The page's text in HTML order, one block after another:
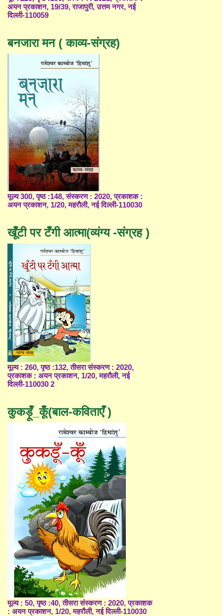
अयन प्रकाशन, 19/39, राजापुरी, उत्तम नगर, नई
दिल्ली-110059
बनजारा मन ( काव्य-संग्रह)
मूल्य 300, पृष्ठ :148, संस्करण : 2020, प्रकाशक :
अयन प्रकाशन, 1/20, महरौली, नई दिल्ली-110030
खूँटी पर टँगी आत्मा(व्यंग्य -संग्रह )
मूल्य : 260, पृष्ठ :132, तीसरा संस्करण : 2020,
प्रकाशक : अयन प्रकाशन, 1/20, महरौली, नई
दिल्ली-110030 2
कुकड़ूँ_कूँ(बाल-कविताएँ )
मूल्य : 50, पृष्ठ :40, तीसरा संस्करण : 2020, प्रकाशक
: अयन प्रकाशन, 1/20, महरौली, नई दिल्ली-110030